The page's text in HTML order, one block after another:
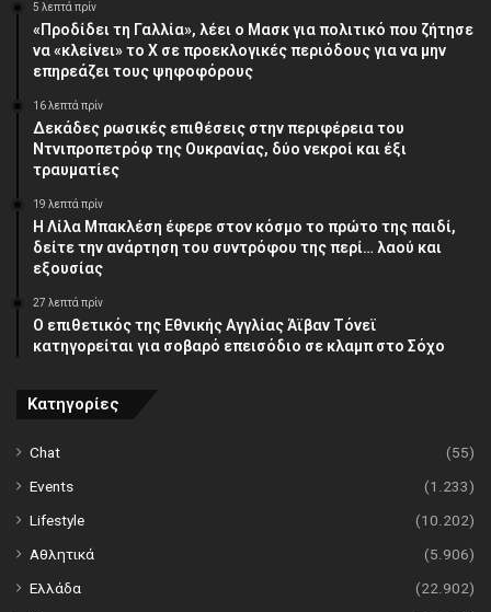
5 λεπτά πρίν
«Προδίδει τη Γαλλία», λέει ο Μασκ για πολιτικό που ζήτησε
να «κλείνει» το X σε προεκλογικές περιόδους για να μην
επηρεάζει τους ψηφοφόρους
16 λεπτά πρίν
Δεκάδες ρωσικές επιθέσεις στην περιφέρεια του
Ντνιπροπετρόφ της Ουκρανίας, δύο νεκροί και έξι
τραυματίες
19 λεπτά πρίν
Η Λίλα Μπακλέση έφερε στον κόσμο το πρώτο της παιδί,
δείτε την ανάρτηση του συντρόφου της περί… λαού και
εξουσίας
27 λεπτά πρίν
Ο επιθετικός της Εθνικής Αγγλίας Άϊβαν Τόνεϊ
κατηγορείται για σοβαρό επεισόδιο σε κλαμπ στο Σόχο
Κατηγορίες
Chat
(55)
Events
(1.233)
Lifestyle
(10.202)
Αθλητικά
(5.906)
Ελλάδα
(22.902)